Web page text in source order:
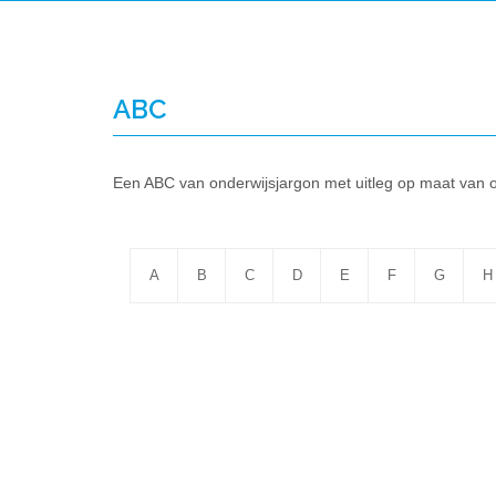
ABC
Een ABC van onderwijsjargon met uitleg op maat van
A B C D E F G H